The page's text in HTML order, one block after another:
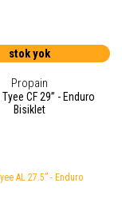
stok yok
Propain
CF 29” - Enduro
Bisiklet